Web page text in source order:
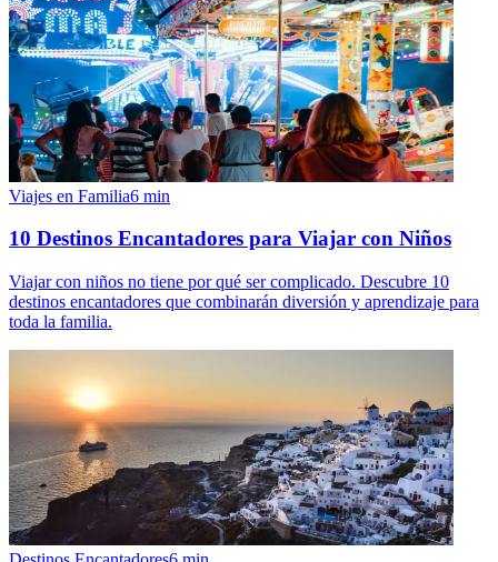
Viajes en Familia6 min
10 Destinos Encantadores para Viajar con Niños
Viajar con niños no tiene por qué ser complicado. Descubre 10
destinos encantadores que combinarán diversión y aprendizaje para
toda la familia.